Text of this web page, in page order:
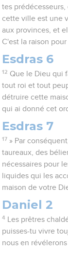
tes
cette ville est une
aux provinces, et
C'est la raison
Esdras 6
12 Que le Dieu qui
tout roi et tout
détruire cette
qui ai donné cet
Esdras 7
17 » Par
taureaux, des
nécessaires pour
liquides qui les
maison de votre
Daniel 2
4
Les prêtres
puisses-tu vivre
nous en